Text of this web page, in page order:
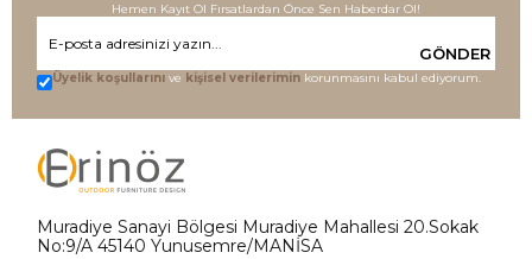
Hemen Kayıt Ol Fırsatlardan Önce Sen Haberdar Ol!
GÖNDER
Üyelik koşullarını ve kişisel verilerimin korunmasını kabul ediyorum.
Muradiye Sanayi Bölgesi Muradiye Mahallesi 20.Sokak
No:9/A 45140 Yunusemre/MANİSA